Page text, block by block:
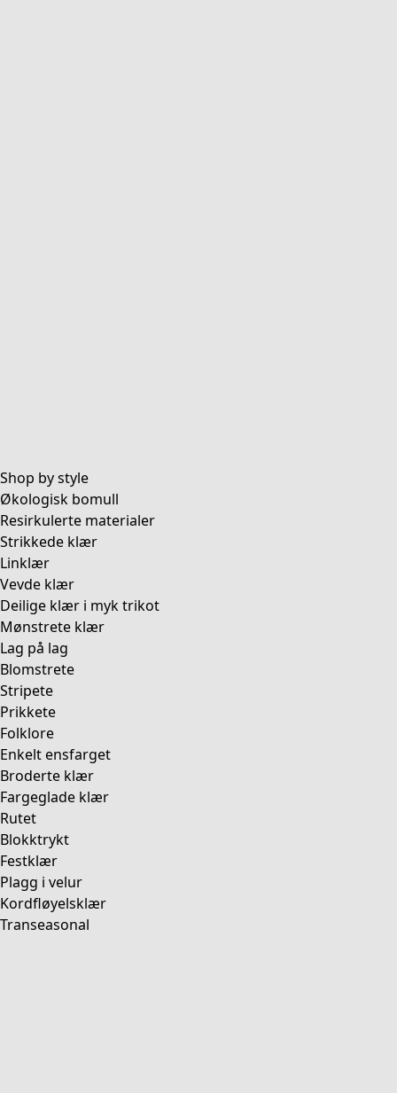
Shop by style
Økologisk bomull
Resirkulerte materialer
Strikkede klær
Linklær
Vevde klær
Deilige klær i myk trikot
Mønstrete klær
Lag på lag
Blomstrete
Stripete
Prikkete
Folklore
Enkelt ensfarget
Broderte klær
Fargeglade klær
Rutet
Blokktrykt
Festklær
Plagg i velur
Kordfløyelsklær
Transeasonal